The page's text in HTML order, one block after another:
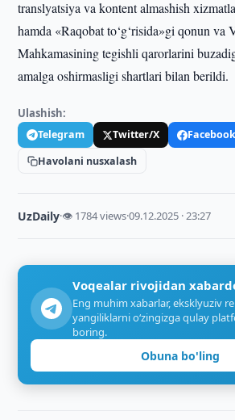
translyatsiya va kontent almashish
hamda «Raqobat to‘g‘risida»gi qonun va
Mahkamasining tegishli qarorlarini
amalga oshirmasligi shartlari bilan berildi.
Ulashish:
Telegram Twitter/X
Facebook
Havolani nusxalash
UzDaily·👁 1784 views·09.12.2025 · 23:27
Voqealar rivojidan
Eng muhim xabarlar, eksklyuziv
yangiliklarni o‘zingizga qulay
boring.
Obuna bo'ling